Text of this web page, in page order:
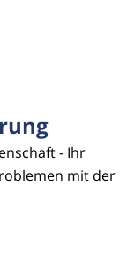
- Ihr
mit der